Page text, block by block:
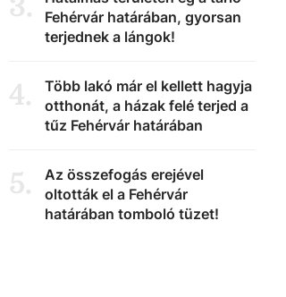
3.
Fehérvár határában, gyorsan
terjednek a lángok!
4.
Több lakó már el kellett hagyja
otthonát, a házak felé terjed a
tűz Fehérvár határában
5.
Az összefogás erejével
oltották el a Fehérvár
határában tomboló tüzet!